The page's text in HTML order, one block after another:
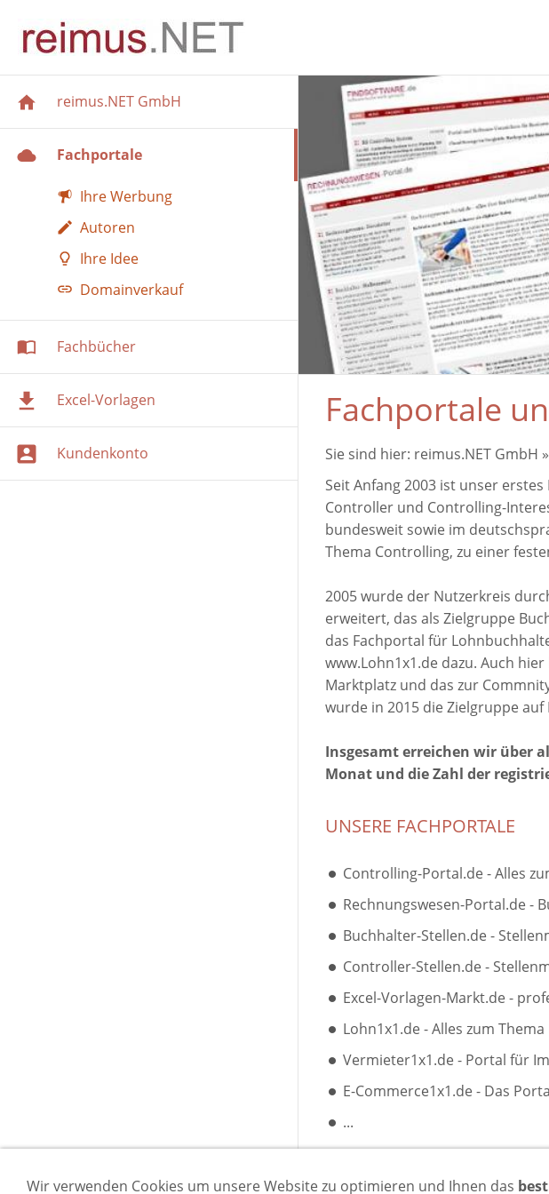
reimus.NET GmbH
Fachportale
Ihre Werbung
Autoren
Ihre Idee
Domainverkauf
Fachbücher
Excel-Vorlagen
Kundenkonto
Fachportale
Sie sind hier: reimus.NET GmbH »
Seit Anfang 2003 ist unser
Controller und Controlling-
bundesweit sowie im
Thema Controlling, zu einer
2005 wurde der Nutzerkreis
erweitert, das als Zielgruppe
das Fachportal für
www.Lohn1x1.de dazu. Auch
Marktplatz und das zur
wurde in 2015 die Zielgruppe
Insgesamt erreichen wir über
Monat und die Zahl der
UNSERE FACHPORTALE
Controlling-Portal.de - Alles
Rechnungswesen-Portal.de -
Buchhalter-Stellen.de -
Controller-Stellen.de -
Excel-Vorlagen-Markt.de -
Lohn1x1.de - Alles zum
Vermieter1x1.de - Portal für
E-Commerce1x1.de - Das
...
Wir verwenden Cookies um unsere Website zu optimieren und Ihnen das